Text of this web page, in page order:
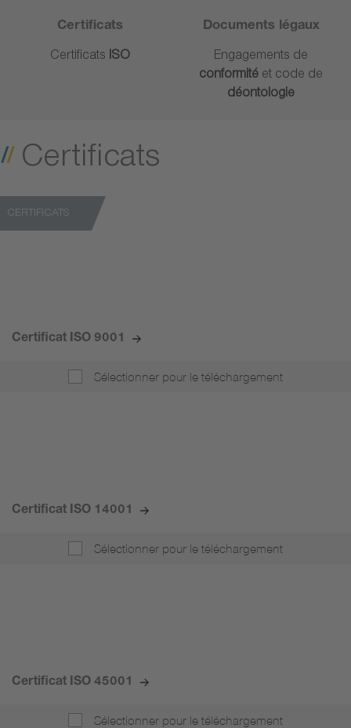
Certificats
Certificats ISO
Documents légaux
Engagements de
conformité et code de
déontologie
Certificats
CERTIFICATS
Certificat ISO 9001
Sélectionner pour le téléchargement
Certificat ISO 14001
Sélectionner pour le téléchargement
Certificat ISO 45001
Sélectionner pour le téléchargement